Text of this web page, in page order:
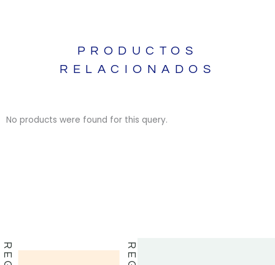
PRODUCTOS
RELACIONADOS
No products were found for this query.